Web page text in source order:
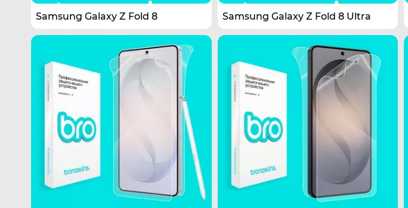
Samsung Galaxy Z Fold 8 Samsung Galaxy Z Fold 8 Ultra